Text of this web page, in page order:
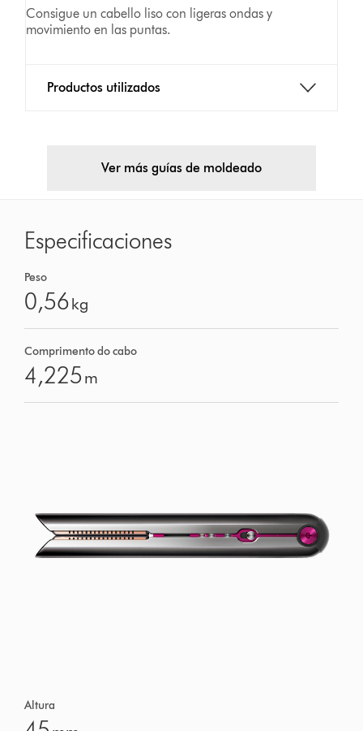
Consigue un cabello liso con ligeras ondas y
movimiento en las puntas.
Productos utilizados
Ver más guías de moldeado
Especificaciones
Peso
0,56kg
Comprimento do cabo
4,225 m
Altura